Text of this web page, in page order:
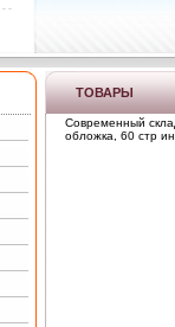
ТОВАРЫ
Современный
обложка, 60 стр